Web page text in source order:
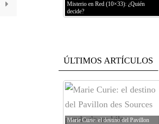
Misterio en Red (10×33): ¿Quién
decide?
ÚLTIMOS ARTÍCULOS
Marie Curie: el destino del Pavillon